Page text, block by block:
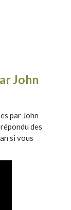
John
par John
des
si vous